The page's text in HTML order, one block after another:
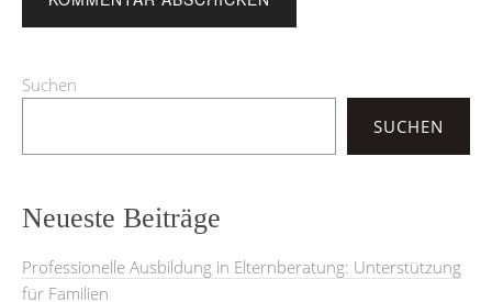
Suchen
SUCHEN
Neueste Beiträge
Professionelle Ausbildung in Elternberatung: Unterstützung
für Familien